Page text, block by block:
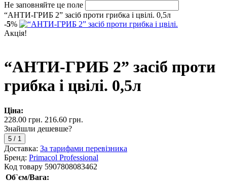
Не заповняйте це поле
“АНТИ-ГРИБ 2” засіб проти грибка і цвілі. 0,5л
-5%
Акція!
“АНТИ-ГРИБ 2” засіб проти
грибка і цвілі. 0,5л
Ціна:
228.00 грн. 216.60 грн.
Знайшли дешевше?
5 / 1
Доставка: За тарифами перевізника
Бренд: Primacol Professional
Код товару 5907808083462
Об`єм/Вага: